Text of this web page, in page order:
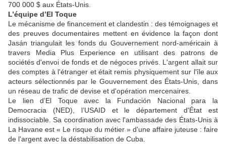
700 000 $ aux États-Unis.
L’équipe d’El Toque
Le mécanisme de financement et clandestin : des témoignages et
des preuves documentaires mettent en évidence la façon dont
Jasán triangulait les fonds du Gouvernement nord-américain à
travers Media Plus Experience en utilisant des patrons de
sociétés d'envoi de fonds et de négoces privés. L'argent allait sur
des comptes à l'étranger et était remis physiquement sur l'île aux
acteurs sélectionnés par le Gouvernement des États-Unis, dans
un réseau de trafic de devise et d'opération mercenaires.
Le lien d’El Toque avec la Fundación Nacional para la
Democracia (NED), l’USAID et le département d'État est
indissociable. Sa coordination avec l'ambassade des États-Unis à
La Havane est « Le risque du métier » d'une affaire juteuse : faire
de l'argent avec la déstabilisation de Cuba.